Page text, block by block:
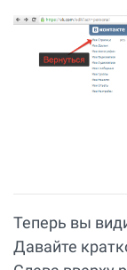
Теперь вы
Давайте